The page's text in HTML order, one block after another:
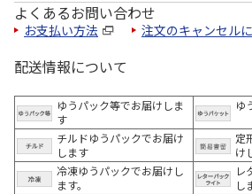
よくあるお問い合わせ
お支払い方法 注文のキャンセル
配送情報について
ゆうパック等でお届けしま
す
ゆ
チルドゆうパックでお届け
します
定
け
冷凍ゆうパックでお届けし
ます。
レ
し